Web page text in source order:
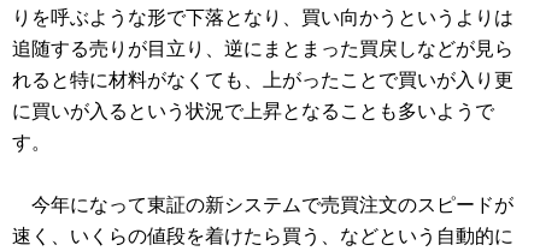
りを呼ぶような形で下落となり、買い向かうというよりは
追随する売りが目立り、逆にまとまった買戻しなどが見ら
れると特に材料がなくても、上がったことで買いが入り更
に買いが入るという状況で上昇となることも多いようで
す。
今年になって東証の新システムで売買注文のスピードが
速く、いくらの値段を着けたら買う、などという自動的に